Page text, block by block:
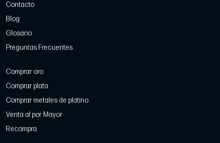
Contacto
Blog
Glosario
Preguntas Frecuentes
Comprar oro
Comprar plata
Comprar metales de platino
Venta al por Mayor
Recompra